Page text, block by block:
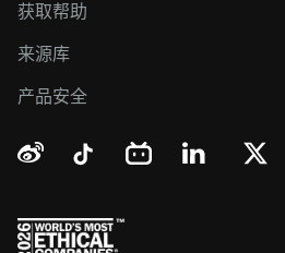
获取帮助
来源库
产品安全